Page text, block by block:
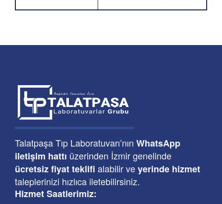
Talatpaşa Tıp Laboratuvarı’nın WhatsApp
iletişim hattı üzerinden İzmir genelinde
ücretsiz fiyat teklifi alabilir veyerinde hizmet
taleplerinizi hızlıca iletebilirsiniz.
Hizmet Saatlerimiz: